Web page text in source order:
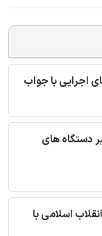
اجرایی با جواب
دستگاه های
اسلامی با